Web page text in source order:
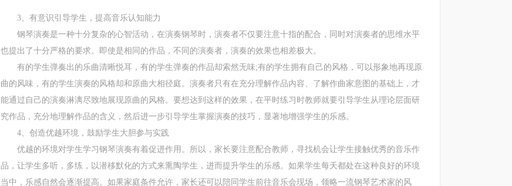
3、有意识引导学生，提高音乐认知能力
钢琴演奏是一种十分复杂的心智活动，在演奏钢琴时，演奏者不仅要注意十指的配合，同时对演奏者的思维水平
也提出了十分严格的要求。即使是相同的作品，不同的演奏者，演奏的效果也相差极大。
有的学生弹奏出的乐曲清晰悦耳，有的学生弹奏的作品却索然无味;有的学生拥有自己的风格，可以形象地再现原
曲的风味，有的学生演奏的风格却和原曲大相径庭。演奏者只有在充分理解作品内容、了解作曲家意图的基础上，才
能通过自己的演奏淋漓尽致地展现原曲的风格。要想达到这样的效果，在平时练习时教师就要引导学生从理论层面研
究作品，充分地理解作品的含义，然后进一步引导学生掌握演奏的技巧，显著地增强学生的乐感。
4、创造优越环境，鼓励学生大胆参与实践
优越的环境对学生学习钢琴演奏有着促进作用。所以，家长要注意配合教师，寻找机会让学生接触优秀的音乐作
品，让学生多听，多练，以潜移默化的方式来熏陶学生，进而提升学生的乐感。如果学生每天都处在这种良好的环境
当中，乐感自然会逐渐提高。如果家庭条件允许，家长还可以陪同学生前往音乐会现场，领略一流钢琴艺术家的风